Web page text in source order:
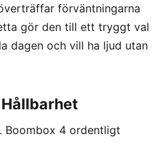
förväntningarna
gör den till ett tryggt val
dagen och vill ha ljud utan
Boombox 4 ordentligt